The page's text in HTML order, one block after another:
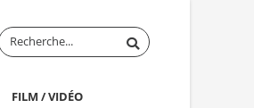
FILM / VIDÉO